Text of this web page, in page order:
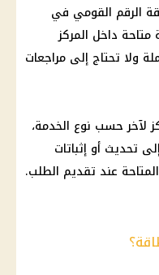
الرقم القومي في
متاحة داخل المركز
ولا تحتاج إلى مراجعات
لآخر حسب نوع الخدمة،
تحديث أو إثباتات
عند تقديم الطلب.